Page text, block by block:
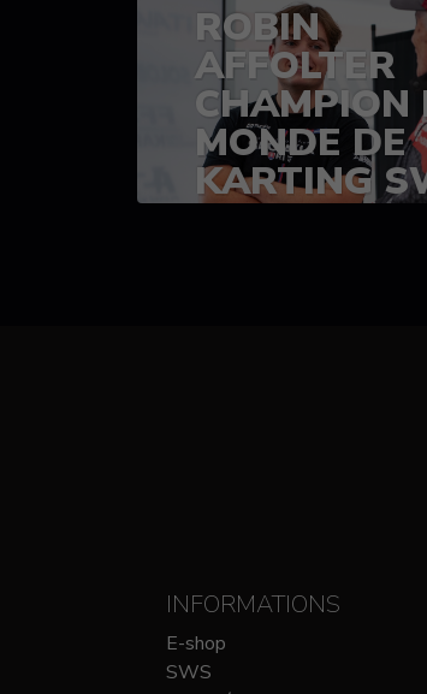
ROBIN
AFFOLTER
CHAMPION
MONDE DE
KARTING
(SPRINT)
INFORMATIONS
E-shop
SWS